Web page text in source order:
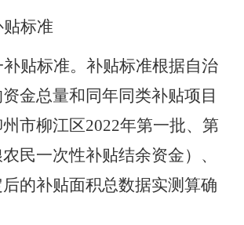
贴标准
贴标准。补贴标准根据自治
金总量和同年同类补贴项目
市柳江区2022年第一批、第
民一次性补贴结余资金） 、
的补贴面积总数据实测算确